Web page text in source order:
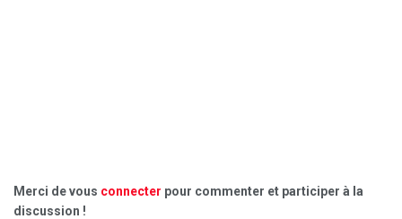
Merci de vous connecter pour commenter et participer à la
discussion !